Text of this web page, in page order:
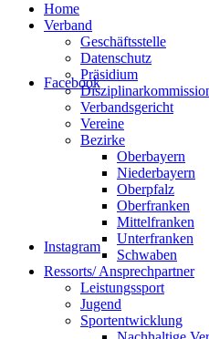
Facebook
Instagram
Home
Verband
Geschäftsstelle
Datenschutz
Präsidium
Verbandsgericht
Vereine
Bezirke
Oberbayern
Niederbayern
Oberpfalz
Oberfranken
Mittelfranken
Unterfranken
Schwaben
Ressorts/ Ansprechpartner
Leistungssport
Jugend
Sportentwicklung